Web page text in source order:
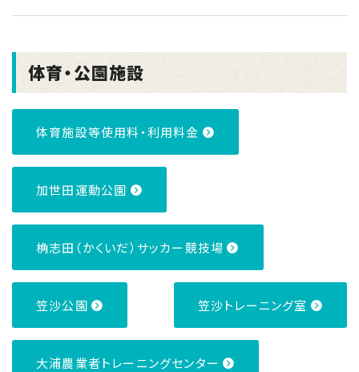
体育・公園施設
体育施設等使用料・利用料金
加世田運動公園
桷志田（かくいだ）サッカー競技場
笠沙公園 笠沙トレーニング室
大浦農業者トレーニングセンター